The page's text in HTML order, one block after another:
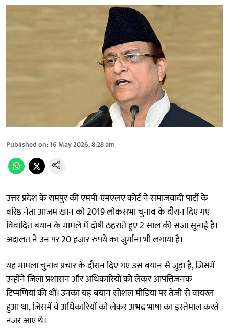
Published on:16 May 2026, 8:28 am
उत्तर प्रदेश के रामपुर की एमपी-एमएलए कोर्ट ने समाजवादी पार्टी के
वरिष्ठ नेता आजम खान को 2019 लोकसभा चुनाव के दौरान दिए गए
विवादित बयान के मामले में दोषी ठहराते हुए 2 साल की सजा सुनाई है।
अदालत ने उन पर 20 हजार रुपये का जुर्माना भी लगाया है।
यह मामला चुनाव प्रचार के दौरान दिए गए उस बयान से जुड़ा है, जिसमें
उन्होंने जिला प्रशासन और अधिकारियों को लेकर आपत्तिजनक
टिप्पणियां की थीं। उनका यह बयान सोशल मीडिया पर तेजी से वायरल
हुआ था, जिसमें वे अधिकारियों को लेकर अभद्र भाषा का इस्तेमाल करते
नजर आए थे।